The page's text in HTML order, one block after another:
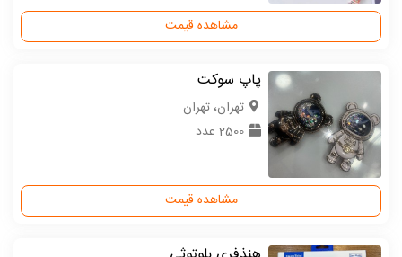
مشاهده قیمت
پاپ سوکت
تهران، تهران
2500 عدد
مشاهده قیمت